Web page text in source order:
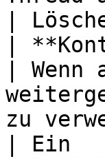
|
|
|
zu
| Ein